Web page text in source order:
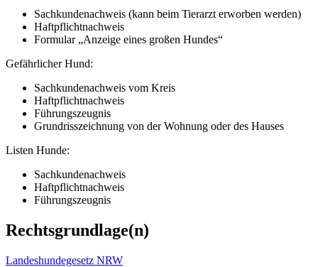
Sachkundenachweis (kann beim Tierarzt erworben werden)
Haftpflichtnachweis
Formular „Anzeige eines großen Hundes“
Gefährlicher Hund:
Sachkundenachweis vom Kreis
Haftpflichtnachweis
Führungszeugnis
Grundrisszeichnung von der Wohnung oder des Hauses
Listen Hunde:
Sachkundenachweis
Haftpflichtnachweis
Führungszeugnis
Rechtsgrundlage(n)
Landeshundegesetz NRW